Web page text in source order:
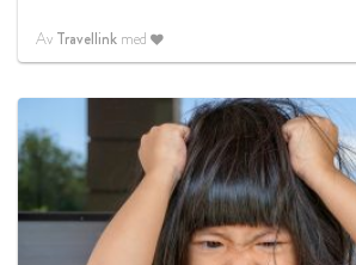
Av Travellink med